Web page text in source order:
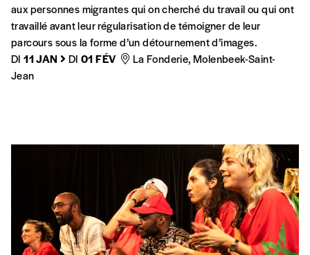
POLITIQUE D’INTÉGRATION
Détention et santé sous le prisme du genre
À travers des photographies, des témoignages de détenues
et un recueil d’entretiens, l’exposition se penche sur les
conditions d’enfermement des femmes migrantes en
COHÉSION SOCIALE
INTERCULTURALITÉ
STÉRÉOTYPES & PRÉJUGÉS
Des murs et des Hommes